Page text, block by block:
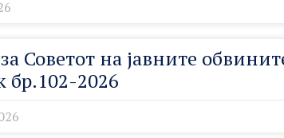
Советот на јавните
бр.102-2026